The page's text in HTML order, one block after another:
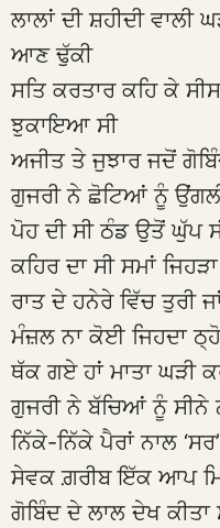
ਲਾਲਾਂ ਦੀ ਸ਼ਹੀਦੀ ਵਾਲੀ
ਆਣ ਢੁੱਕੀ
ਸਤਿ ਕਰਤਾਰ ਕਹਿ ਕੇ
ਝੁਕਾਇਆ ਸੀ
ਅਜੀਤ ਤੇ ਜੁਝਾਰ ਜਦੋਂ
ਗੁਜਰੀ ਨੇ ਛੋਟਿਆਂ ਨੂੰ
ਪੋਹ ਦੀ ਸੀ ਠੰਡ ਉਤੋਂ ਘੁੱਪ
ਕਹਿਰ ਦਾ ਸੀ ਸਮਾਂ
ਰਾਤ ਦੇ ਹਨੇਰੇ ਵਿੱਚ ਤੁਰੀ
ਮੰਜ਼ਲ ਨਾ ਕੋਈ ਜਿਹਦਾ
ਥੱਕ ਗਏ ਹਾਂ ਮਾਤਾ ਘੜੀ
ਗੁਜਰੀ ਨੇ ਬੱਚਿਆਂ ਨੂੰ ਸੀਨੇ
ਨਿੱਕੇ-ਨਿੱਕੇ ਪੈਰਾਂ ਨਾਲ
ਸੇਵਕ ਗ਼ਰੀਬ ਇੱਕ ਆਪ
ਗੋਬਿੰਦ ਦੇ ਲਾਲ ਦੇਖ